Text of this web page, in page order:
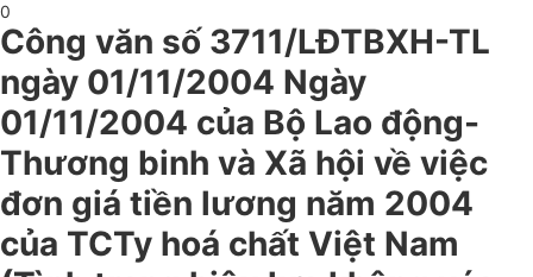
0
Công văn số 3711/LĐTBXH-TL
ngày 01/11/2004 Ngày
01/11/2004 của Bộ Lao động-
Thương binh và Xã hội về việc
đơn giá tiền lương năm 2004
của TCTy hoá chất Việt Nam